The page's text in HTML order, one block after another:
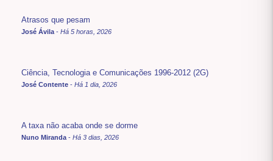
Atrasos que pesam
José Ávila - Há 5 horas, 2026
Ciência, Tecnologia e Comunicações 1996-2012 (2G)
José Contente - Há 1 dia, 2026
A taxa não acaba onde se dorme
Nuno Miranda - Há 3 dias, 2026